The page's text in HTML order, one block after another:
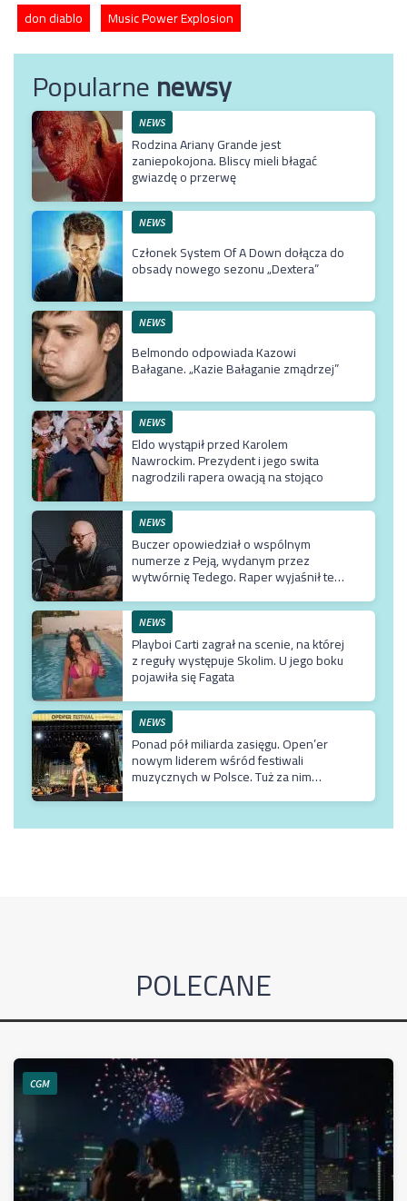
don diablo Music Power Explosion
Popularnenewsy
NEWS
Rodzina Ariany Grande jest
zaniepokojona. Bliscy mieli błagać
gwiazdę o przerwę
NEWS
Członek System Of A Down dołącza do
obsady nowego sezonu „Dextera”
NEWS
Belmondo odpowiada Kazowi
Bałagane. „Kazie Bałaganie zmądrzej”
NEWS
Eldo wystąpił przed Karolem
Nawrockim. Prezydent i jego swita
nagrodzili rapera owacją na stojąco
NEWS
Buczer opowiedział o wspólnym
numerze z Peją, wydanym przez
wytwórnię Tedego. Raper wyjaśnił też
kanału Wielkie Joł
NEWS
Playboi Carti zagrał na scenie, na której
z reguły występuje Skolim. U jego boku
pojawiła się Fagata
NEWS
Ponad pół miliarda zasięgu. Open’er
nowym liderem wśród festiwali
muzycznych w Polsce. Tuż za nim
POLECANE
CGM